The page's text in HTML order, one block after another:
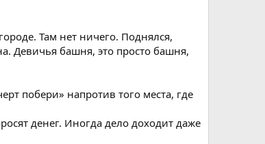
Там нет ничего. Поднялся,
Девичья башня, это просто башня,
побери» напротив того места, где
денег. Иногда дело доходит даже